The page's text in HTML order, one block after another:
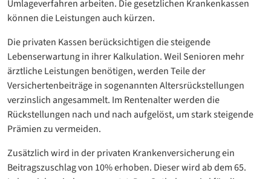
Umlageverfahren arbeiten. Die gesetzlichen Krankenkassen
können die Leistungen auch kürzen.
Die privaten Kassen berücksichtigen die steigende
Lebenserwartung in ihrer Kalkulation. Weil Senioren mehr
ärztliche Leistungen benötigen, werden Teile der
Versichertenbeiträge in sogenannten Altersrückstellungen
verzinslich angesammelt. Im Rentenalter werden die
Rückstellungen nach und nach aufgelöst, um stark steigende
Prämien zu vermeiden.
Zusätzlich wird in der privaten Krankenversicherung ein
Beitragszuschlag von 10% erhoben. Dieser wird ab dem 65.